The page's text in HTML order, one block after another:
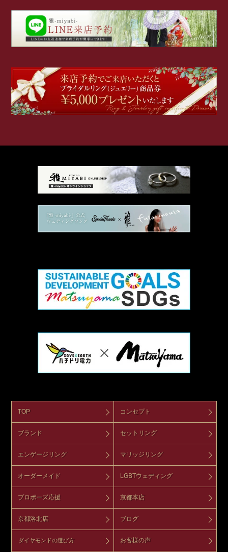
TOP コンセプト
ブランド セットリング
エンゲージリング マリッジリング
オーダーメイド LGBTウェディング
プロポーズ応援 京都本店
京都洛北店 ブログ
ダイヤモンドの選び方 お客様の声